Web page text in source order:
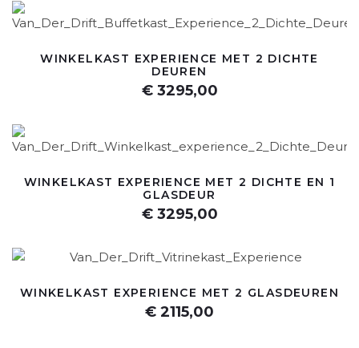
WINKELKAST EXPERIENCE MET 2 DICHTE
DEUREN
€ 3295,00
WINKELKAST EXPERIENCE MET 2 DICHTE EN 1
GLASDEUR
€ 3295,00
WINKELKAST EXPERIENCE MET 2 GLASDEUREN
€ 2115,00